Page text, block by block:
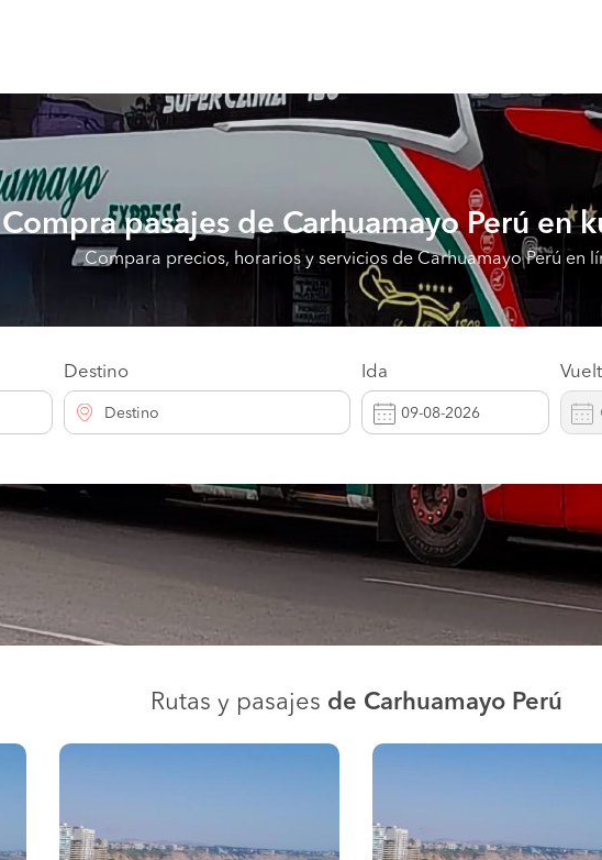
Compra pasajes de Carhuamayo Perú en
Compara precios, horarios y servicios de Carhuamayo Perú en
Destino
Destino
Ida
Rutas y pasajes de Carhuamayo Perú